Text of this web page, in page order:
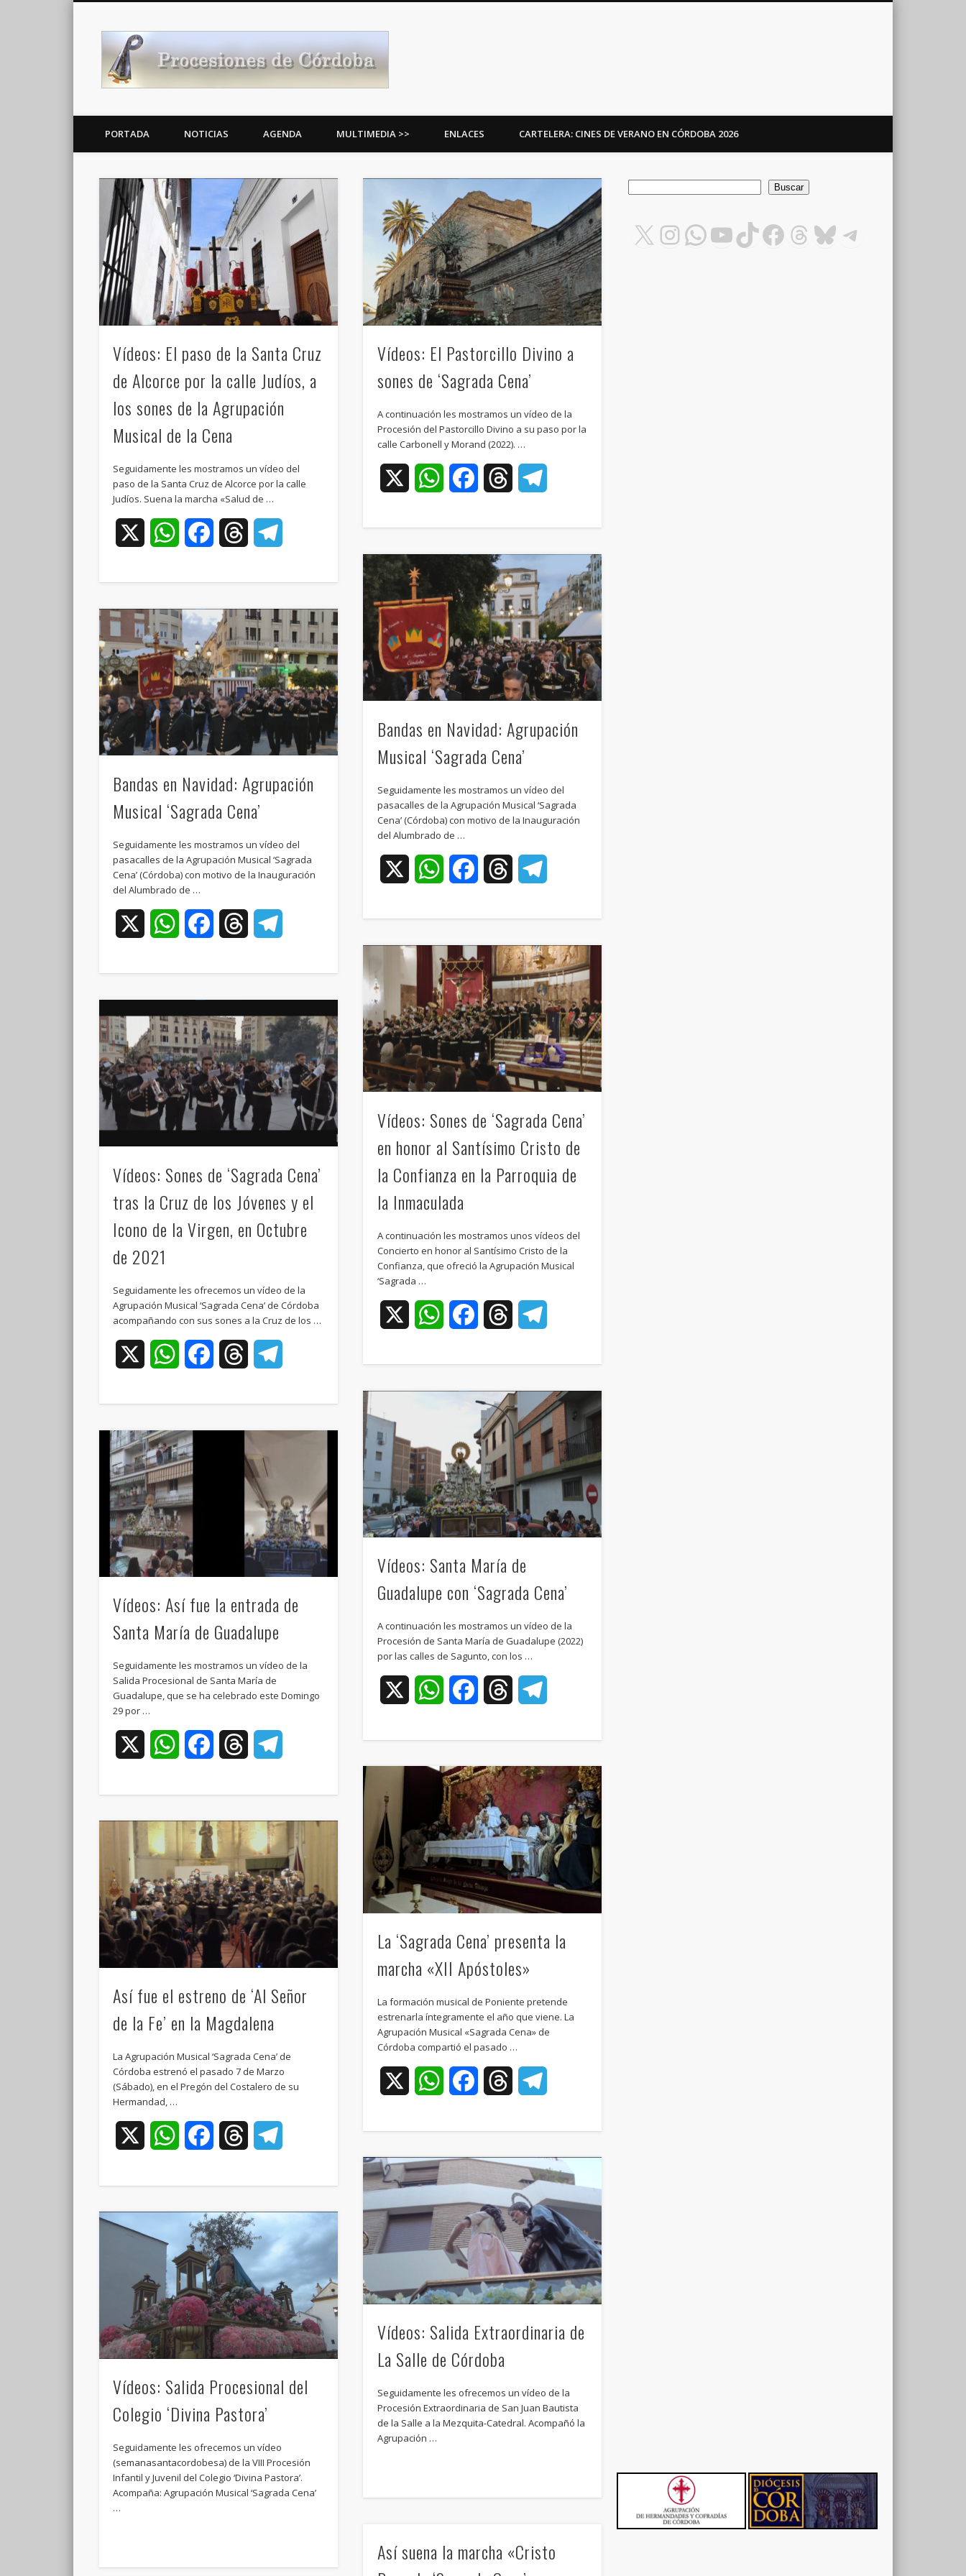
Noticias Cofrades
PORTADA NOTICIAS AGENDA MULTIMEDIA >> ENLACES CARTELERA: CINES DE VERANO EN CÓRDOBA 2026
Vídeos: El paso de la Santa Cruz
de Alcorce por la calle Judíos, a
los sones de la Agrupación
Musical de la Cena
Seguidamente les mostramos un vídeo del
paso de la Santa Cruz de Alcorce por la calle
Judíos. Suena la marcha «Salud de …
WhatsAppFacebookThreads
Vídeos: El Pastorcillo Divino a
sones de ‘Sagrada Cena’
A continuación les mostramos un vídeo de la
Procesión del Pastorcillo Divino a su paso por la
calle Carbonell y Morand (2022). …
WhatsAppFacebookThreads
Bandas en Navidad: Agrupación
Musical ‘Sagrada Cena’
Seguidamente les mostramos un vídeo del
pasacalles de la Agrupación Musical ‘Sagrada
Cena’ (Córdoba) con motivo de la Inauguración
del Alumbrado de …
WhatsAppFacebookThreads
Bandas en Navidad: Agrupación
Musical ‘Sagrada Cena’
Seguidamente les mostramos un vídeo del
pasacalles de la Agrupación Musical ‘Sagrada
Cena’ (Córdoba) con motivo de la Inauguración
del Alumbrado de …
WhatsAppFacebookThreads
Vídeos: Sones de ‘Sagrada Cena’
en honor al Santísimo Cristo de
la Confianza en la Parroquia de
la Inmaculada
A continuación les mostramos unos vídeos del
Concierto en honor al Santísimo Cristo de la
Confianza, que ofreció la Agrupación Musical
‘Sagrada …
WhatsAppFacebookThreads
Vídeos: Sones de ‘Sagrada Cena’
tras la Cruz de los Jóvenes y el
Icono de la Virgen, en Octubre
de 2021
Seguidamente les ofrecemos un vídeo de la
Agrupación Musical ‘Sagrada Cena’ de Córdoba
acompañando con sus sones a la Cruz de los …
WhatsAppFacebookThreads
Vídeos: Santa María de
Guadalupe con ‘Sagrada Cena’
A continuación les mostramos un vídeo de la
Procesión de Santa María de Guadalupe (2022)
por las calles de Sagunto, con los …
WhatsAppFacebookThreads
Vídeos: Así fue la entrada de
Santa María de Guadalupe
Seguidamente les mostramos un vídeo de la
Salida Procesional de Santa María de
Guadalupe, que se ha celebrado este Domingo
29 por …
WhatsAppFacebookThreads
La ‘Sagrada Cena’ presenta la
marcha «XII Apóstoles»
La formación musical de Poniente pretende
estrenarla íntegramente el año que viene. La
Agrupación Musical «Sagrada Cena» de
Córdoba compartió el pasado …
WhatsAppFacebookThreads
Así fue el estreno de ‘Al Señor
de la Fe’ en la Magdalena
La Agrupación Musical ‘Sagrada Cena’ de
Córdoba estrenó el pasado 7 de Marzo
(Sábado), en el Pregón del Costalero de su
Hermandad, …
WhatsAppFacebookThreads
Vídeos: Salida Extraordinaria de
La Salle de Córdoba
Seguidamente les ofrecemos un vídeo de la
Procesión Extraordinaria de San Juan Bautista
de la Salle a la Mezquita-Catedral. Acompañó la
Agrupación …
Vídeos: Salida Procesional del
Colegio ‘Divina Pastora’
Seguidamente les ofrecemos un vídeo
(semanasantacordobesa) de la VIII Procesión
Infantil y Juvenil del Colegio ‘Divina Pastora’.
Acompaña: Agrupación Musical ‘Sagrada Cena’
…
Así suena la marcha «Cristo
Buscar
X Instagram
WhatsApp
YouTube
TikTok
Facebook
Threads
Bluesky
Telegram